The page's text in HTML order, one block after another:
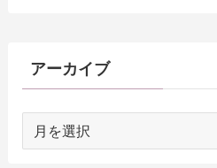
アーカイブ